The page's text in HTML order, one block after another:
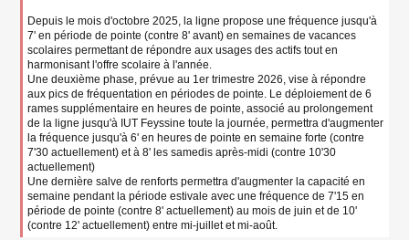
Depuis le mois d'octobre 2025, la ligne propose une fréquence jusqu'à
7' en période de pointe (contre 8' avant) en semaines de vacances
scolaires permettant de répondre aux usages des actifs tout en
harmonisant l'offre scolaire à l'année.
Une deuxième phase, prévue au 1er trimestre 2026, vise à répondre
aux pics de fréquentation en périodes de pointe. Le déploiement de 6
rames supplémentaire en heures de pointe, associé au prolongement
de la ligne jusqu'à IUT Feyssine toute la journée, permettra d'augmenter
la fréquence jusqu'à 6' en heures de pointe en semaine forte (contre
7'30 actuellement) et à 8' les samedis après-midi (contre 10'30
actuellement)
Une dernière salve de renforts permettra d'augmenter la capacité en
semaine pendant la période estivale avec une fréquence de 7'15 en
période de pointe (contre 8' actuellement) au mois de juin et de 10'
(contre 12' actuellement) entre mi-juillet et mi-août.